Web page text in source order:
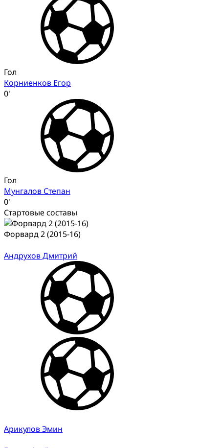
Гол
Корниенков Егор
0'
Гол
Мунгалов Степан
0'
Стартовые составы
Форвард 2 (2015-16)
Андрухов Дмитрий
Арикулов Эмин